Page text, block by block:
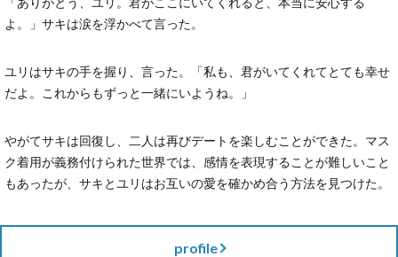
よ。」サキは涙を浮かべて言った。
ユリはサキの手を握り、言った。「私も、君がいてくれてとても幸せ
だよ。これからもずっと一緒にいようね。」
やがてサキは回復し、二人は再びデートを楽しむことができた。マス
ク着用が義務付けられた世界では、感情を表現することが難しいこと
もあったが、サキとユリはお互いの愛を確かめ合う方法を見つけた。
profile